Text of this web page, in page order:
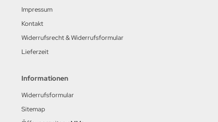
Impressum
Kontakt
Widerrufsrecht & Widerrufsformular
Lieferzeit
Informationen
Widerrufsformular
Sitemap